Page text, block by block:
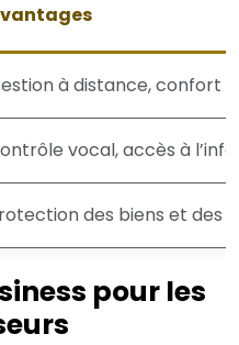
à distance, confort
vocal, accès à
des biens et des
pour les